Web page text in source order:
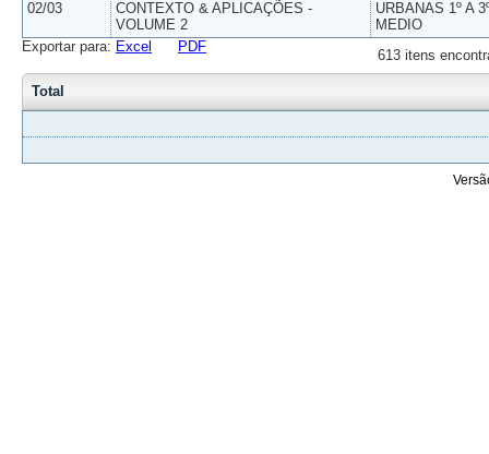
02/03
CONTEXTO & APLICAÇÕES -
VOLUME 2
URBANAS 1º A
MEDIO
613 itens
Exportar para: Excel PDF
Total